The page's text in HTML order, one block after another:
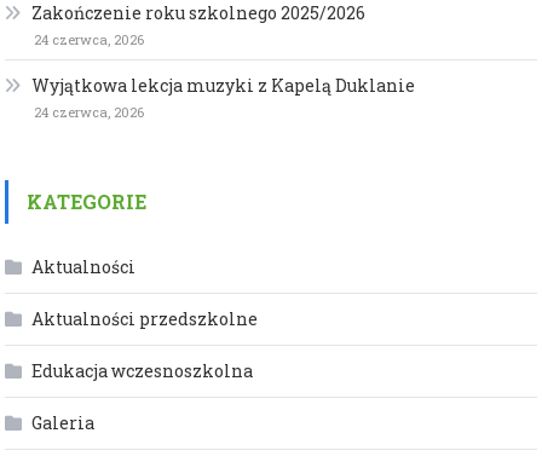
Zakończenie roku szkolnego 2025/2026
24 czerwca, 2026
Wyjątkowa lekcja muzyki z Kapelą Duklanie
24 czerwca, 2026
KATEGORIE
Aktualności
Aktualności przedszkolne
Edukacja wczesnoszkolna
Galeria